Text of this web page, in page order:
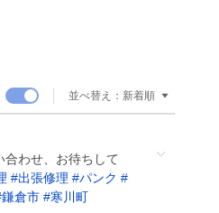
並べ替え： 新着順
わせ、お待ちして
#出張修理 #パンク #
鎌倉市 #寒川町